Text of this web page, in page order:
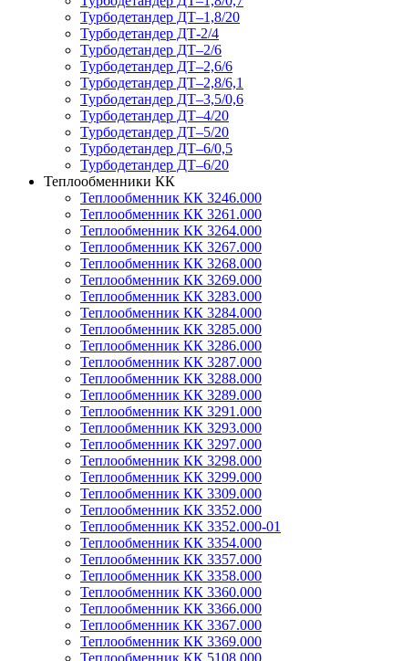
Турбодетандер ДТ–1,8/20
Турбодетандер ДТ-2/4
Турбодетандер ДТ–2/6
Турбодетандер ДТ–2,6/6
Турбодетандер ДТ–2,8/6,1
Турбодетандер ДТ–3,5/0,6
Турбодетандер ДТ–4/20
Турбодетандер ДТ–5/20
Турбодетандер ДТ–6/0,5
Турбодетандер ДТ–6/20
Теплообменники КК
Теплообменник КК 3246.000
Теплообменник КК 3261.000
Теплообменник КК 3264.000
Теплообменник КК 3267.000
Теплообменник КК 3268.000
Теплообменник КК 3269.000
Теплообменник КК 3283.000
Теплообменник КК 3284.000
Теплообменник КК 3285.000
Теплообменник КК 3286.000
Теплообменник КК 3287.000
Теплообменник КК 3288.000
Теплообменник КК 3289.000
Теплообменник КК 3291.000
Теплообменник КК 3293.000
Теплообменник КК 3297.000
Теплообменник КК 3298.000
Теплообменник КК 3299.000
Теплообменник КК 3309.000
Теплообменник КК 3352.000
Теплообменник КК 3352.000-01
Теплообменник КК 3354.000
Теплообменник КК 3357.000
Теплообменник КК 3358.000
Теплообменник КК 3360.000
Теплообменник КК 3366.000
Теплообменник КК 3367.000
Теплообменник КК 3369.000